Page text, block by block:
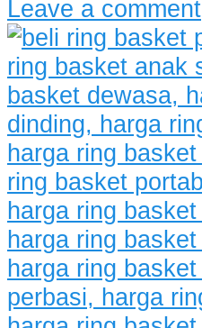
Leave a comment